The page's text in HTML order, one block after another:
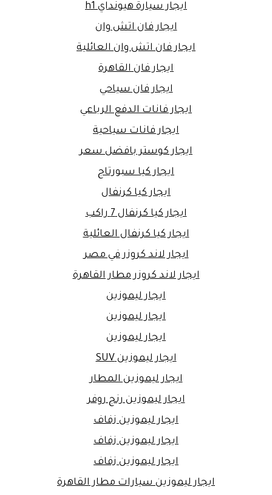
ايجار سيارة هيونداي h1
ايجار فان اتش وان
ايجار فان اتش وان العائلية
ايجار فان القاهرة
ايجار فان سياحي
ايجار فانات الدفع الرباعي
ايجار فانات سياحية
ايجار كوستر بافضل سعر
ايجار كيا سبورتاج
ايجار كيا كرنفال
ايجار كيا كرنفال 7 راكب
ايجار كيا كرنفال العائلية
ايجار لاند كروزر في مصر
ايجار لاند كروزر مطار القاهرة
ايجار ليموزين
ايجار ليموزين
ايجار ليموزين
ايجار ليموزين SUV
ايجار ليموزين المطار
ايجار ليموزين رنج روفر
ايجار ليموزين زفاف
ايجار ليموزين زفاف
ايجار ليموزين زفاف
ايجار ليموزين سيارات مطار القاهرة